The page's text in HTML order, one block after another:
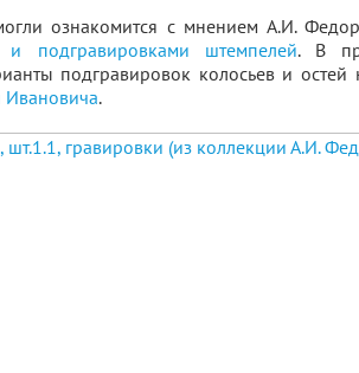
ознакомится с мнением А.И.
и подгравировками штемпелей. В
подгравировок колосьев и
Ивановича.